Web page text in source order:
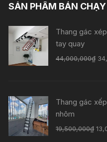
SẢN PHẨM BÁN CHẠY
Thang gác
tay quay
44,000,000₫
Thang gác
nhôm
19,500,000₫